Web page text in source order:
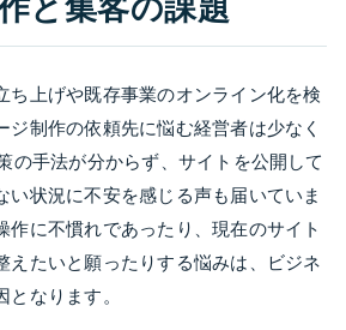
と集客の課題
ち上げや既存事業のオンライン化を検
ジ制作の依頼先に悩む経営者は少なく
の手法が分からず、サイトを公開して
い状況に不安を感じる声も届いていま
作に不慣れであったり、現在のサイト
えたいと願ったりする悩みは、ビジネ
となります。